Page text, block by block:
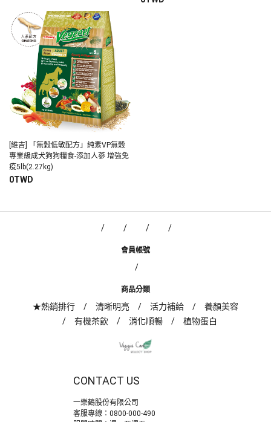
[維吉] 「無穀低敏配方」純素VP無穀
專業級成犬狗狗糧食-添加人蔘 增強免
疫5lb(2.27kg)
0TWD
會員帳號
商品分類
★熱銷排行 清晰明亮 活力補給
養顏美容
有機茶飲
消化順暢 植物蛋白
CONTACT US
一樂鶴股份有限公司
客服專線： 0800-000-490